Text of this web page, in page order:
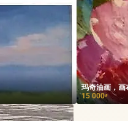
玛奇油画，画
15 000₽